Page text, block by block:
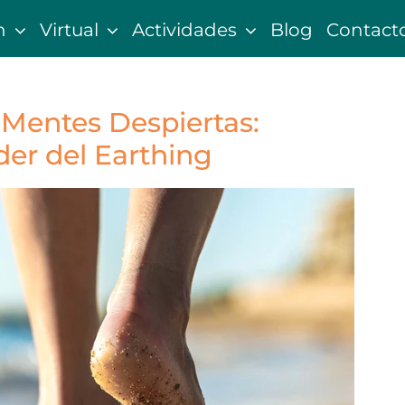
Virtual Actividades Blog
Despiertas:
del Earthing